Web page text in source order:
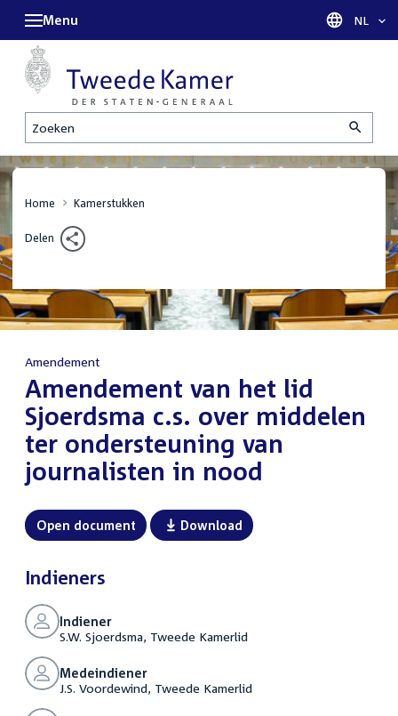
Zoeken
Menu Taal
NL
Home Kamerstukken
Delen
Amendement
Amendement van het lid
Sjoerdsma c.s. over middelen
ter ondersteuning van
journalisten in nood
Open document Download
Indieners
Indiener
S.W. Sjoerdsma, Tweede Kamerlid
Medeindiener
J.S. Voordewind, Tweede Kamerlid